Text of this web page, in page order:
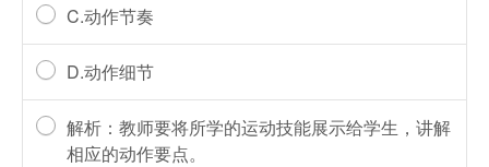
C.动作节奏
D.动作细节
解析：教师要将所学的运动技能展示给学生，讲解
相应的动作要点。